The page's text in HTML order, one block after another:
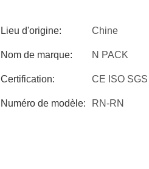
Lieu d'origine: Chine
Nom de marque: N PACK
Certification: CE ISO SGS
Numéro de modèle: RN-RN